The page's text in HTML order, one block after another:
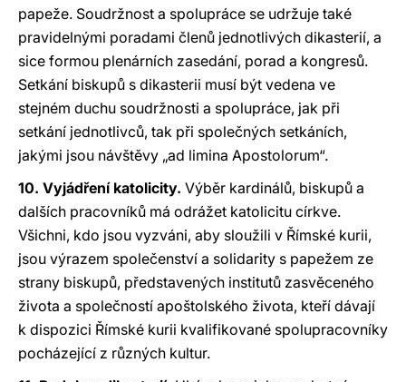
papeže. Soudržnost a spolupráce se udržuje také
pravidelnými poradami členů jednotlivých dikasterií, a
sice formou plenárních zasedání, porad a kongresů.
Setkání biskupů s dikasterii musí být vedena ve
stejném duchu soudržnosti a spolupráce, jak při
setkání jednotlivců, tak při společných setkáních,
jakými jsou návštěvy „ad limina Apostolorum“.
10. Vyjádření katolicity. Výběr kardinálů, biskupů a
dalších pracovníků má odrážet katolicitu církve.
Všichni, kdo jsou vyzváni, aby sloužili v Římské kurii,
jsou výrazem společenství a solidarity s papežem ze
strany biskupů, představených institutů zasvěceného
života a společností apoštolského života, kteří dávají
k dispozici Římské kurii kvalifikované spolupracovníky
pocházející z různých kultur.